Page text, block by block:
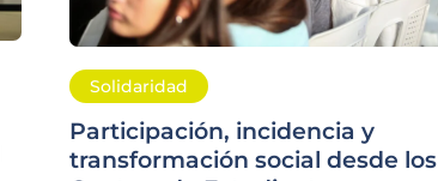
Solidaridad
Participación, incidencia y
transformación social desde los